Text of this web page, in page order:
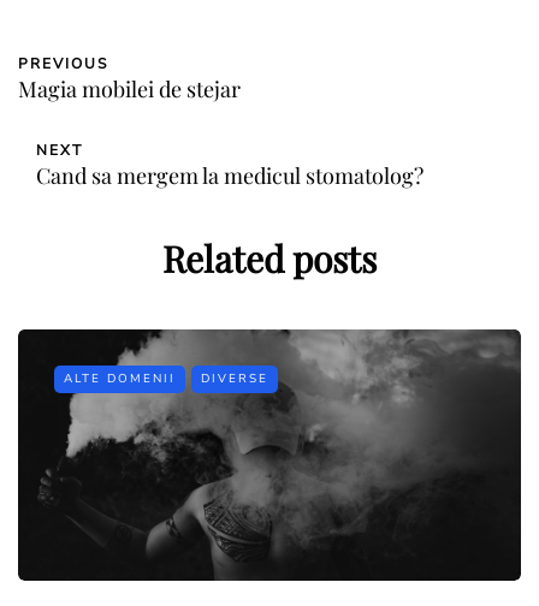
PREVIOUS
Magia mobilei de stejar
NEXT
Cand sa mergem la medicul stomatolog?
Related posts
ALTE DOMENII DIVERSE